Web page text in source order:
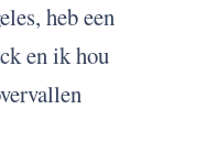
heb een
en ik hou